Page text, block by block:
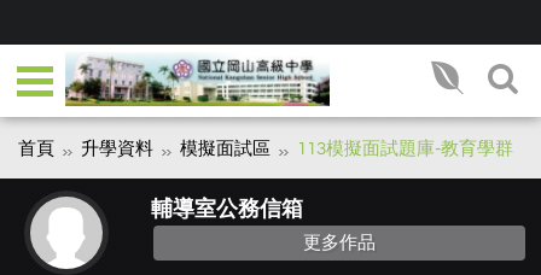
首頁 升學資料 模擬面試區 113模擬面試題庫-教育學群
輔導室公務信箱
更多作品